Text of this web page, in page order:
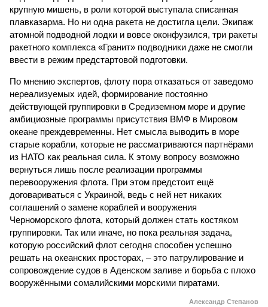
крупную мишень, в роли которой выступала списанная
плавказарма. Но ни одна ракета не достигла цели. Экипаж
атомной подводной лодки и вовсе оконфузился, три ракеты
ракетного комплекса «Гранит» подводники даже не смогли
ввести в режим предстартовой подготовки.
По мнению экспертов, флоту пора отказаться от заведомо
нереализуемых идей, формирование постоянно
действующей группировки в Средиземном море и другие
амбициозные программы присутствия ВМФ в Мировом
океане преждевременны. Нет смысла выводить в море
старые корабли, которые не рассматриваются партнёрами
из НАТО как реальная сила. К этому вопросу возможно
вернуться лишь после реализации программы
перевооружения флота. При этом предстоит ещё
договариваться с Украиной, ведь с ней нет никаких
соглашений о замене кораблей и вооружения
Черноморского флота, который должен стать костяком
группировки. Так или иначе, но пока реальная задача,
которую российский флот сегодня способен успешно
решать на океанских просторах, – это патрулирование и
сопровождение судов в Аденском заливе и борьба с плохо
вооружёнными сомалийскими морскими пиратами.
Александр Степанов